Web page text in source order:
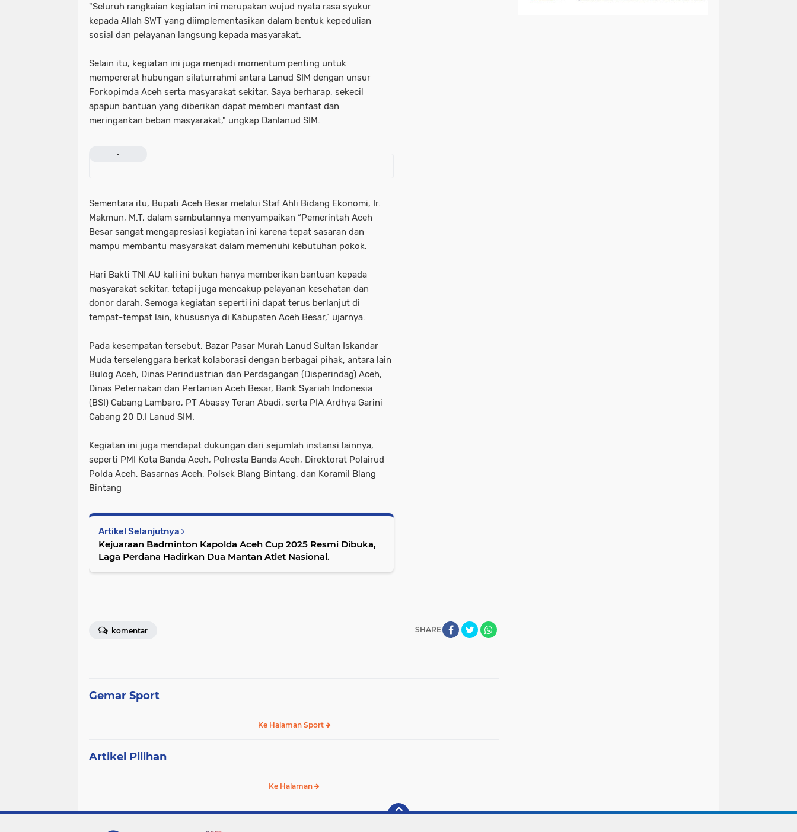
"Seluruh rangkaian kegiatan ini merupakan wujud nyata rasa syukur
kepada Allah SWT yang diimplementasikan dalam bentuk kepedulian
sosial dan pelayanan langsung kepada masyarakat.
Selain itu, kegiatan ini juga menjadi momentum penting untuk
mempererat hubungan silaturrahmi antara Lanud SIM dengan unsur
Forkopimda Aceh serta masyarakat sekitar. Saya berharap, sekecil
apapun bantuan yang diberikan dapat memberi manfaat dan
meringankan beban masyarakat," ungkap Danlanud SIM.
-
Sementara itu, Bupati Aceh Besar melalui Staf Ahli Bidang Ekonomi, Ir.
Makmun, M.T, dalam sambutannya menyampaikan “Pemerintah Aceh
Besar sangat mengapresiasi kegiatan ini karena tepat sasaran dan
mampu membantu masyarakat dalam memenuhi kebutuhan pokok.
Hari Bakti TNI AU kali ini bukan hanya memberikan bantuan kepada
masyarakat sekitar, tetapi juga mencakup pelayanan kesehatan dan
donor darah. Semoga kegiatan seperti ini dapat terus berlanjut di
tempat-tempat lain, khususnya di Kabupaten Aceh Besar,” ujarnya.
Pada kesempatan tersebut, Bazar Pasar Murah Lanud Sultan Iskandar
Muda terselenggara berkat kolaborasi dengan berbagai pihak, antara lain
Bulog Aceh, Dinas Perindustrian dan Perdagangan (Disperindag) Aceh,
Dinas Peternakan dan Pertanian Aceh Besar, Bank Syariah Indonesia
(BSI) Cabang Lambaro, PT Abassy Teran Abadi, serta PIA Ardhya Garini
Cabang 20 D.I Lanud SIM.
Kegiatan ini juga mendapat dukungan dari sejumlah instansi lainnya,
seperti PMI Kota Banda Aceh, Polresta Banda Aceh, Direktorat Polairud
Polda Aceh, Basarnas Aceh, Polsek Blang Bintang, dan Koramil Blang
Bintang
Artikel Selanjutnya
Kejuaraan Badminton Kapolda Aceh Cup 2025 Resmi Dibuka,
Laga Perdana Hadirkan Dua Mantan Atlet Nasional.
SHARE
komentar
Gemar Sport
Ke Halaman Sport
Artikel Pilihan
Ke Halaman